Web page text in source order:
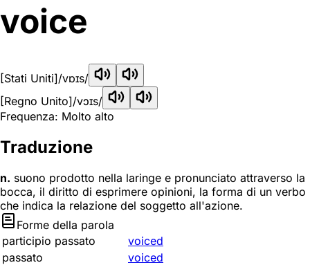
voice
[Stati Uniti]/vɒɪs/
[Regno Unito]/vɔɪs/
Frequenza: Molto alto
Traduzione
n. suono prodotto nella laringe e pronunciato attraverso la
bocca, il diritto di esprimere opinioni, la forma di un verbo
che indica la relazione del soggetto all'azione.
Forme della parola
participio passato
voiced
passato
voiced